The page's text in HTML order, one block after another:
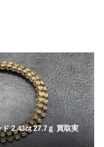
2.43ct 27.7ｇ 買取実